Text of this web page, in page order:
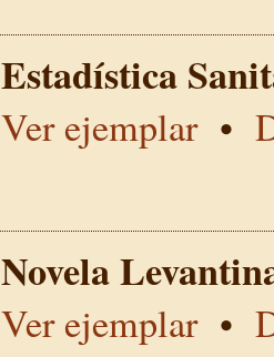
Estadística
Ver ejemplar•
Novela
Ver ejemplar•